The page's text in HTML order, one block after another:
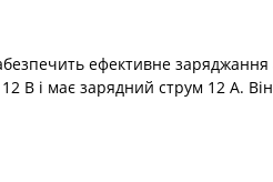
ефективне
В і має зарядний струм 12 А.